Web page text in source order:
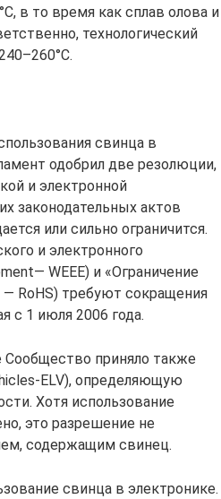
в то время как сплав олова и
технологический
свинца в
одобрил две резолюции,
и электронной
законодательных актов
или сильно ограничится.
и электронного
WEEE) и «Ограничение
RoHS) требуют сокращения
с 1 июля 2006 года.
приняло также
ELV), определяющую
Хотя использование
это разрешение не
содержащим свинец.
свинца в электронике.